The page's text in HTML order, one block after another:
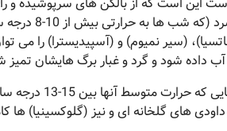
نورگیر پله ها
(سیر نمیوم) و (آسپیدیسترا) را می
داده شود و گرد و غبار برگ هایشان تمیز
انواع گیاهان گلخانه
های گلخانه ای و نیز (گلوکسینیا) ها